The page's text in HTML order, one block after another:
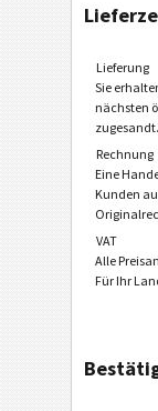
Lieferung
Sie
nächsten
zugesandt.
Rechnung
Eine
Kunden
VAT
Alle
Für Ihr